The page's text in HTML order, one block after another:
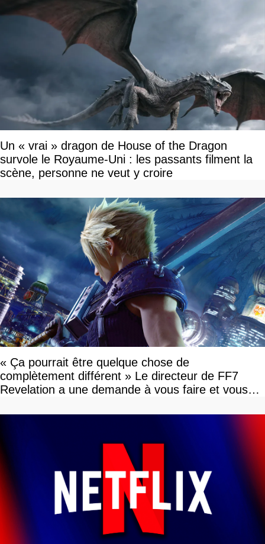
Un « vrai » dragon de House of the Dragon
survole le Royaume-Uni : les passants filment la
scène, personne ne veut y croire
« Ça pourrait être quelque chose de
complètement différent » Le directeur de FF7
Revelation a une demande à vous faire et vous